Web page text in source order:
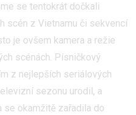
se tentokrát dočkali
scén z Vietnamu či sekvencí
je ovšem kamera a režie
scénách. Písničkový
z nejlepších seriálových
sezonu urodil, a
se okamžitě zařadila do